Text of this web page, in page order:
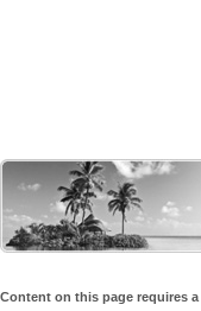
Content on this page requires